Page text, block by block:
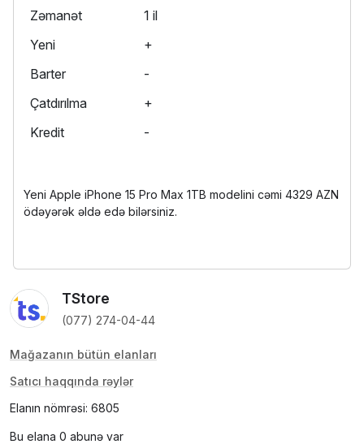
Zəmanət
1 il
Yeni
+
Barter
-
Çatdırılma
+
Kredit
-
Yeni Apple iPhone 15 Pro Max 1TB modelini cəmi 4329 AZN
ödəyərək əldə edə bilərsiniz.
TStore
(077) 274-04-44
Mağazanın bütün elanları
Satıcı haqqında rəylər
Elanın nömrəsi: 6805
Bu elana 0 abunə var